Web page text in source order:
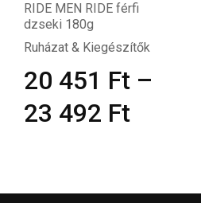
RIDE MEN RIDE férfi
dzseki 180g
Ruházat & Kiegészítők
20 451 Ft –
23 492 Ft